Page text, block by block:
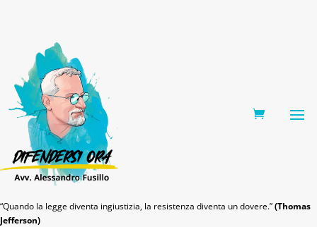
“Quando la legge diventa ingiustizia, la resistenza diventa un dovere.”(Thomas
Jefferson)